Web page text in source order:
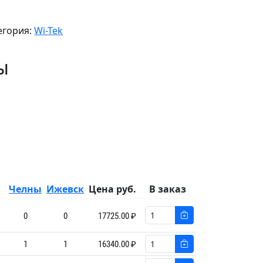
Wi-Tek
Челны Ижевск Цена руб. В заказ
0 0 17725.00 ₽
1 1 16340.00 ₽